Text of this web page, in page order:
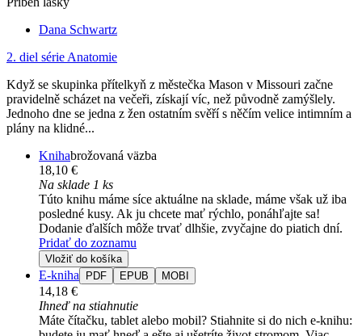
Dana Schwartz
2. diel série Anatomie
Když se skupinka přítelkyň z městečka Mason v Missouri začne
pravidelně scházet na večeři, získají víc, než původně zamýšlely.
Jednoho dne se jedna z žen ostatním svěří s něčím velice intimním a
plány na klidné...
Knihabrožovaná väzba
18,10 €
Na sklade 1 ks
Túto knihu máme síce aktuálne na sklade, máme však už iba
posledné kusy. Ak ju chcete mať rýchlo, ponáhľajte sa!
Dodanie ďalších môže trvať dlhšie, zvyčajne do piatich dní.
Pridať do zoznamu
Vložiť do košíka
E-kniha PDF EPUB MOBI
14,18 €
Ihneď na stiahnutie
Máte čítačku, tablet alebo mobil? Stiahnite si do nich e-knihu: